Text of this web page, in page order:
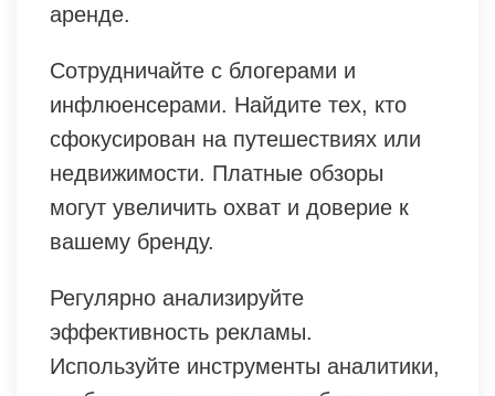
аренде.
Сотрудничайте с блогерами и
инфлюенсерами. Найдите тех, кто
сфокусирован на путешествиях или
недвижимости. Платные обзоры
могут увеличить охват и доверие к
вашему бренду.
Регулярно анализируйте
эффективность рекламы.
Используйте инструменты аналитики,